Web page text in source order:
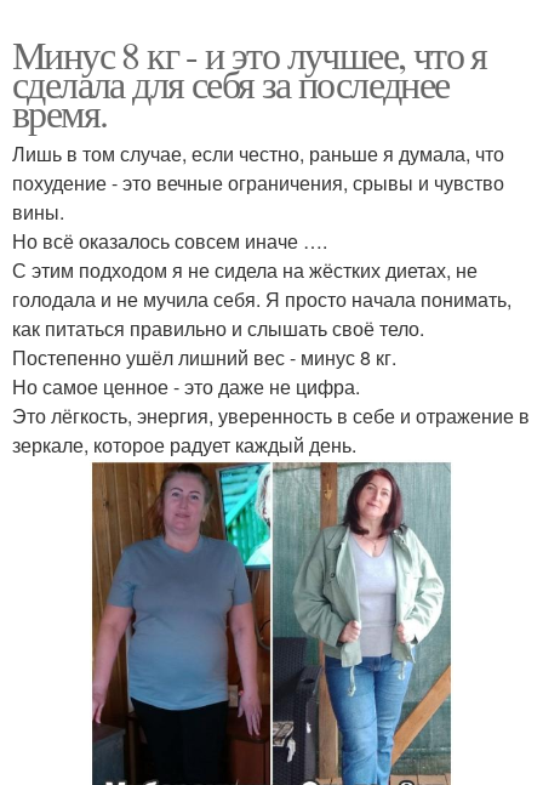
Минус 8 кг - и это лучшее, что я
сделала для себя за последнее
время.
Лишь в том случае, если честно, раньше я думала, что
похудение - это вечные ограничения, срывы и чувство
вины.
Но всё оказалось совсем иначе ….
С этим подходом я не сидела на жёстких диетах, не
голодала и не мучила себя. Я просто начала понимать,
как питаться правильно и слышать своё тело.
Постепенно ушёл лишний вес - минус 8 кг.
Но самое ценное - это даже не цифра.
Это лёгкость, энергия, уверенность в себе и отражение в
зеркале, которое радует каждый день.